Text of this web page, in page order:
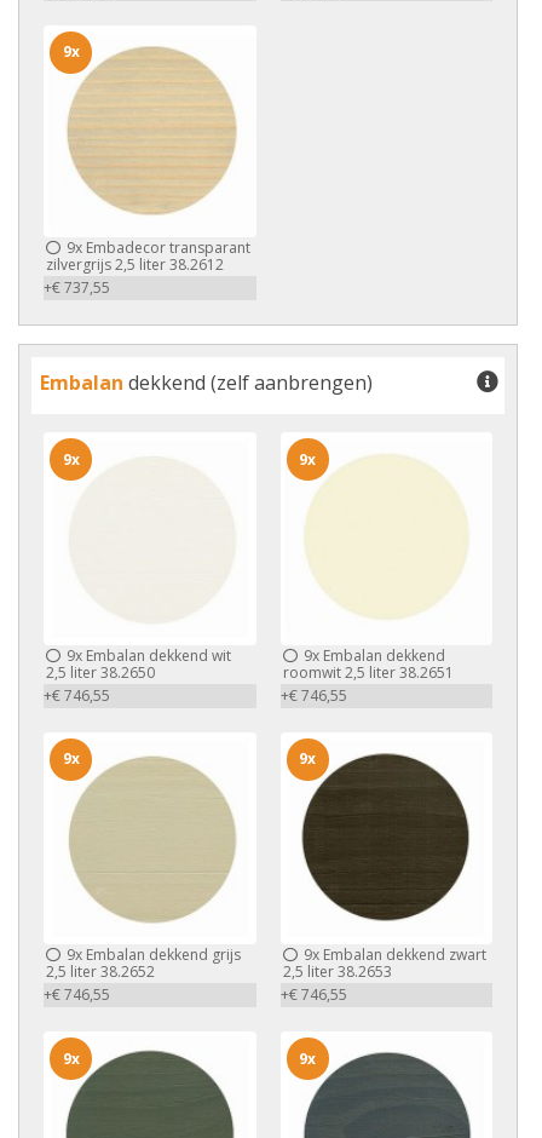
9x Embadecor transparant
zilvergrijs 2,5 liter 38.2612
+€ 737,55
9x
Embalan dekkend (zelf aanbrengen)
9x Embalan dekkend wit
2,5 liter 38.2650
+€ 746,55
9x
9xEmbalan dekkend
roomwit 2,5 liter 38.2651
+€ 746,55
9x
9x Embalan dekkend grijs
2,5 liter 38.2652
+€ 746,55
9x
9xEmbalan dekkend zwart
2,5 liter 38.2653
+€ 746,55
9x
9x 9x